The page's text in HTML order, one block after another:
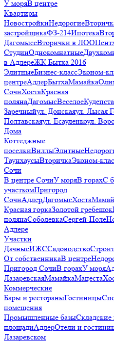
У моряВ центре
Квартиры
НовостройкиНедорогие
застройщикаФЗ-214Ипотека
ДагомысеВторички в ЛОО
СтудииОднокомнатные
в АдлереЖК Бытха 2016
ЭлитныеБизнес-классЭконом-
центреАдлерБытхаМамайка
СочиХостаКрасная
полянаДагомысВеселоеКудепста
Заречныйул. Донскаяул. Лысая
Полтавскаяул. Есауленкоул.
Дома
Коттеджные
поселкиВиллыЭлитные
ТаунхаусыВторичкаЭконом-
Сочи
В центре СочиУ моряВ горахС
участкомПригород
СочиАдлерДагомысХоста
Красная горкаЗолотой гребешок
полянаСоболевкаСергей-Поле
Адлере
Участки
ДачныеИЖССадоводство
От собственникаВ центре
Пригород СочиВ горахУ моря
ЛазаревскаяМамайкаМацеста
Коммерческие
Бары и рестораныГостиницы
помещения
Промышленные базы
площадиАдлерОтели и
Лазаревском